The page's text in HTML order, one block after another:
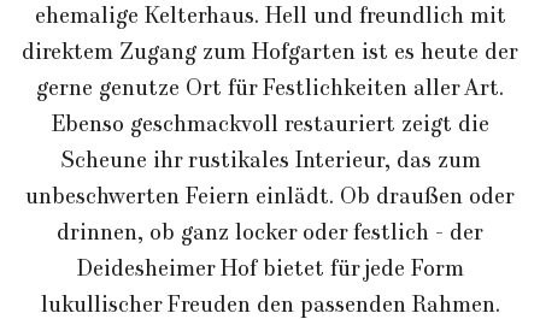
ehemalige Kelterhaus. Hell und freundlich mit
direktem Zugang zum Hofgarten ist es heute der
gerne genutze Ort für Festlichkeiten aller Art.
Ebenso geschmackvoll restauriert zeigt die
Scheune ihr rustikales Interieur, das zum
unbeschwerten Feiern einlädt. Ob draußen oder
drinnen, ob ganz locker oder festlich - der
Deidesheimer Hof bietet für jede Form
lukullischer Freuden den passenden Rahmen.